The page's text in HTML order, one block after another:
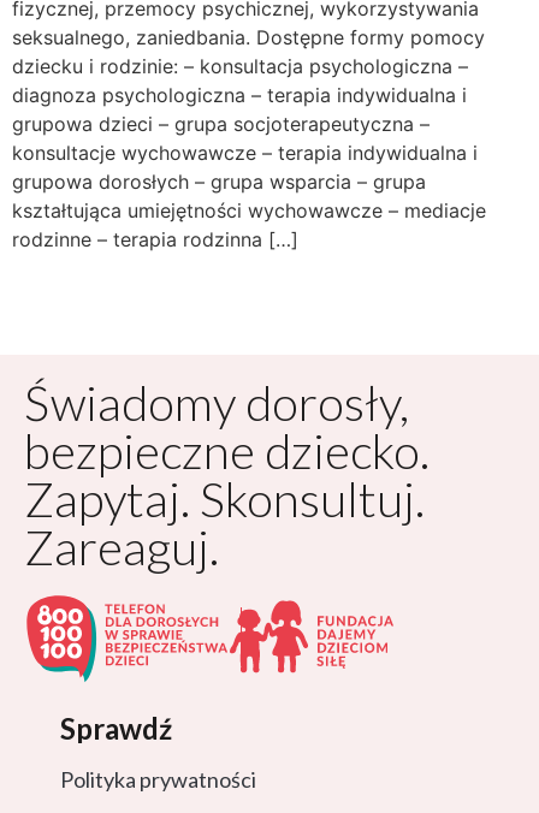
fizycznej, przemocy psychicznej, wykorzystywania
seksualnego, zaniedbania. Dostępne formy pomocy
dziecku i rodzinie: – konsultacja psychologiczna –
diagnoza psychologiczna – terapia indywidualna i
grupowa dzieci – grupa socjoterapeutyczna –
konsultacje wychowawcze – terapia indywidualna i
grupowa dorosłych – grupa wsparcia – grupa
kształtująca umiejętności wychowawcze – mediacje
rodzinne – terapia rodzinna […]
Świadomy dorosły,
bezpieczne dziecko.
Zapytaj. Skonsultuj.
Zareaguj.
Sprawdź
Polityka prywatności